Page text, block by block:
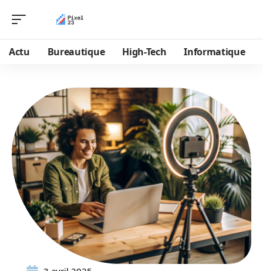
Actu Bureautique High-Tech Informatique